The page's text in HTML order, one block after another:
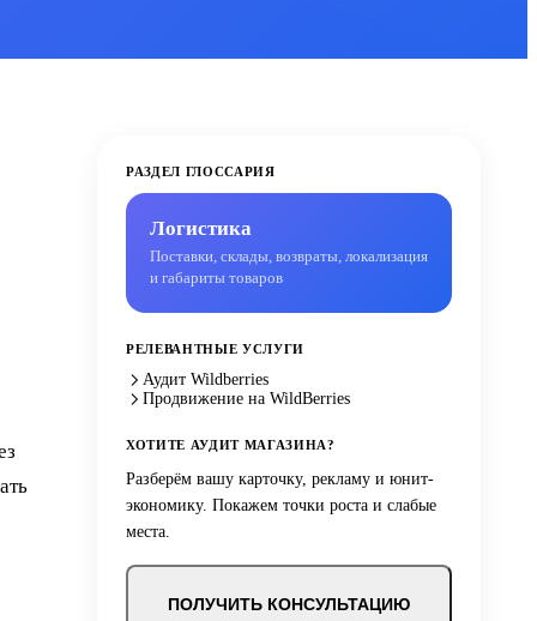
РАЗДЕЛ ГЛОССАРИЯ
Логистика
Поставки, склады, возвраты, локализация
и габариты товаров
РЕЛЕВАНТНЫЕ УСЛУГИ
Аудит Wildberries
Продвижение на WildBerries
ХОТИТЕ АУДИТ МАГАЗИНА?
Разберём вашу карточку, рекламу и юнит-
экономику. Покажем точки роста и слабые
места.
ПОЛУЧИТЬ КОНСУЛЬТАЦИЮ